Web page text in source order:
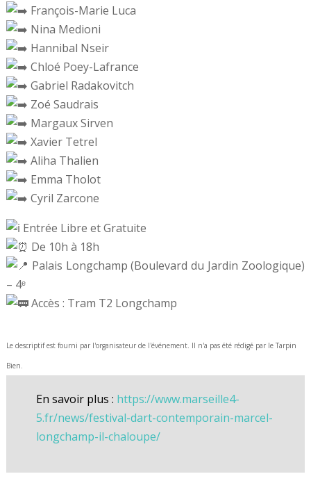
François-Marie Luca
Nina Medioni
Hannibal Nseir
Chloé Poey-Lafrance
Gabriel Radakovitch
Zoé Saudrais
Margaux Sirven
Xavier Tetrel
Aliha Thalien
Emma Tholot
Cyril Zarcone
Entrée Libre et Gratuite
De 10h à 18h
Palais Longchamp (Boulevard du Jardin Zoologique)
– 4ᵉ
Accès : Tram T2 Longchamp
Le descriptif est fourni par l'organisateur de l'événement. Il n'a pas été rédigé par le Tarpin
Bien.
En savoir plus : https://www.marseille4-
5.fr/news/festival-dart-contemporain-marcel-
longchamp-il-chaloupe/